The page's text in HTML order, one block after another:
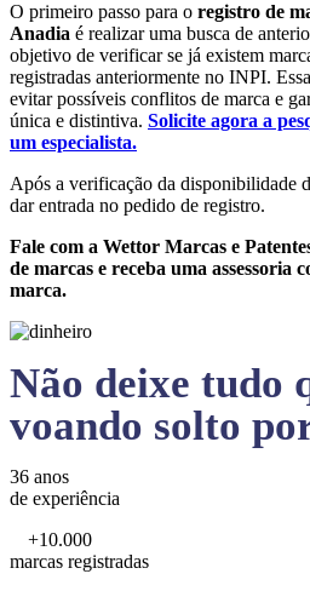
O primeiro passo para o registro de
Anadia é realizar uma busca de
objetivo de verificar se já existem
registradas anteriormente no INPI.
evitar possíveis conflitos de marca e
única e distintiva. Solicite agora a
um especialista.
Após a verificação da disponibilidade
dar entrada no pedido de registro.
Fale com a Wettor Marcas e
de marcas e receba uma assessoria
marca.
Não deixe tudo
voando solto
36 anos
de experiência
+10.000
marcas registradas